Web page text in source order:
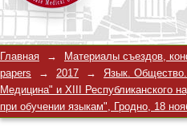
Межкультурная
Главная →
Материалы съездов,
papers
→ 2017 →
Язык. Общество.
Медицина" и XIII Республиканского
при обучении языкам", Гродно, 18